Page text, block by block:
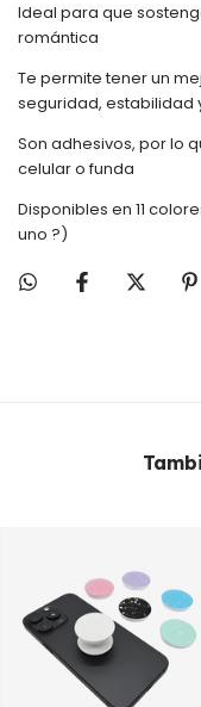
Ideal para que
romántica
Te permite tener un
seguridad, estabilidad
Son adhesivos, por lo
celular o funda
Disponibles en 11
uno ?)